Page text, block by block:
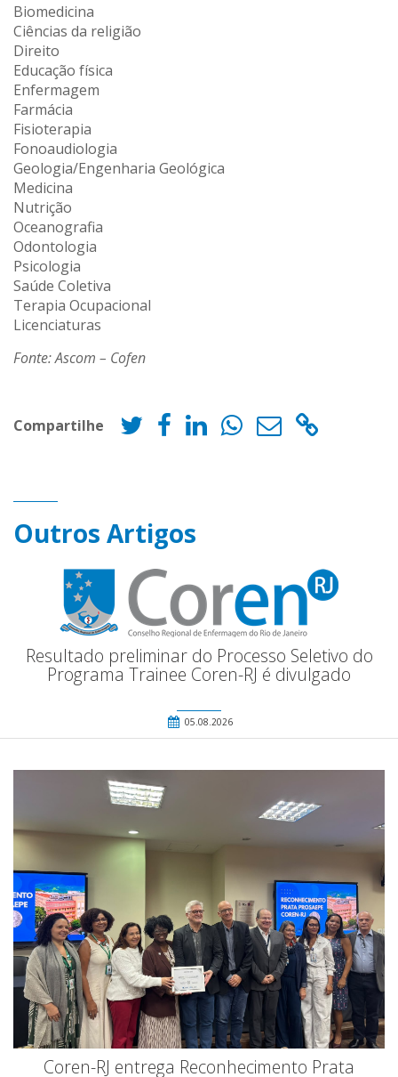
Biomedicina
Ciências da religião
Direito
Educação física
Enfermagem
Farmácia
Fisioterapia
Fonoaudiologia
Geologia/Engenharia Geológica
Medicina
Nutrição
Oceanografia
Odontologia
Psicologia
Saúde Coletiva
Terapia Ocupacional
Licenciaturas
Fonte: Ascom – Cofen
Compartilhe
Outros Artigos
Resultado preliminar do Processo Seletivo do
Programa Trainee Coren-RJ é divulgado
05.08.2026
Coren-RJ entrega Reconhecimento Prata